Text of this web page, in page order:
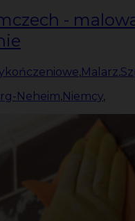
-
,Malarz,
Neheim,Niemcy,